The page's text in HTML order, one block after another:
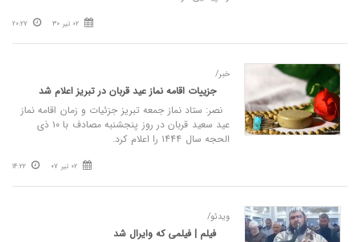
02 تیر 30 20:27
خبر/
جزییات اقامه نماز عید قربان در تبریز اعلام شد
نصر: ستاد نماز جمعه تبریز جزئیات و زمان اقامه نماز
عید سعید قربان در روز پنجشنبه مصادف با ۱۰ ذی
الحجه سال ۱۴۴۴ را اعلام کرد.
02 تیر 07 14:22
ویدئو/
فیلم | فیلمی که وایرال شد